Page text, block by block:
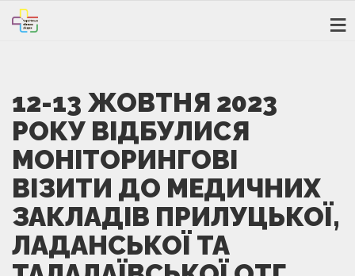
12-13 ЖОВТНЯ 2023
РОКУ ВІДБУЛИСЯ
МОНІТОРИНГОВІ
ВІЗИТИ ДО МЕДИЧНИХ
ЗАКЛАДІВ ПРИЛУЦЬКОЇ,
ЛАДАНСЬКОЇ ТА